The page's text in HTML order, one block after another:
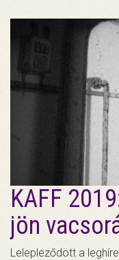
KAFF
jön
Lelepleződött a